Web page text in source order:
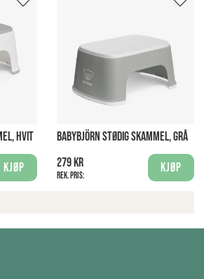
HVIT
Kjøp
BABYBJÖRN STØDIG SKAMMEL, GRÅ
279 kr
Rek. pris:
Kjøp